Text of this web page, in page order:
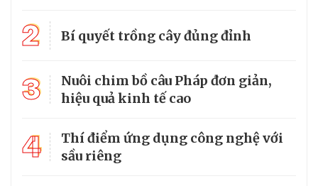
2 Bí quyết trồng cây đủng đỉnh
3
Nuôi chim bồ câu Pháp đơn giản,
hiệu quả kinh tế cao
4
Thí điểm ứng dụng công nghệ với
sầu riêng